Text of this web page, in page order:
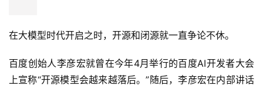
在大模型时代开启之时，开源和闭源就一直争论不休。
百度创始人李彦宏就曾在今年4月举行的百度AI开发者大会
上宣称“开源模型会越来越落后。”随后，李彦宏在内部讲话